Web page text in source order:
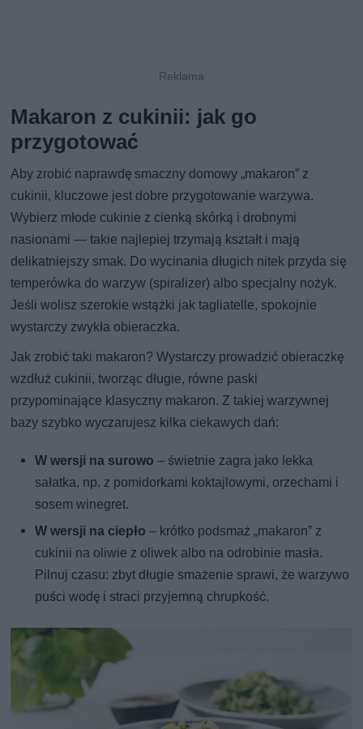
Makaron z cukinii: jak go
przygotować
Aby zrobić naprawdę smaczny domowy „makaron” z
cukinii, kluczowe jest dobre przygotowanie warzywa.
Wybierz młode cukinie z cienką skórką i drobnymi
nasionami — takie najlepiej trzymają kształt i mają
delikatniejszy smak. Do wycinania długich nitek przyda się
temperówka do warzyw (spiralizer) albo specjalny nożyk.
Jeśli wolisz szerokie wstążki jak tagliatelle, spokojnie
wystarczy zwykła obieraczka.
Jak zrobić taki makaron? Wystarczy prowadzić obieraczkę
wzdłuż cukinii, tworząc długie, równe paski
przypominające klasyczny makaron. Z takiej warzywnej
bazy szybko wyczarujesz kilka ciekawych dań:
W wersji na surowo – świetnie zagra jako lekka
sałatka, np. z pomidorkami koktajlowymi, orzechami i
sosem winegret.
W wersji na ciepło – krótko podsmaż „makaron” z
cukinii na oliwie z oliwek albo na odrobinie masła.
Pilnuj czasu: zbyt długie smażenie sprawi, że warzywo
puści wodę i straci przyjemną chrupkość.